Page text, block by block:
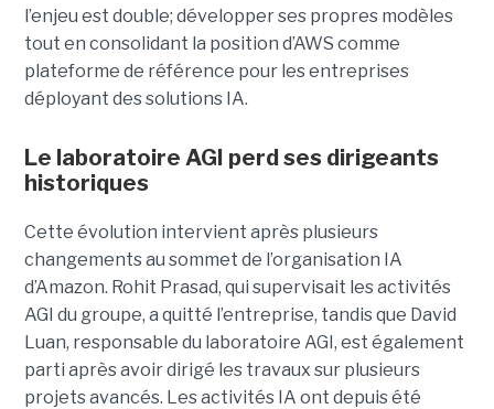
l’enjeu est double; développer ses propres modèles
tout en consolidant la position d’AWS comme
plateforme de référence pour les entreprises
déployant des solutions IA.
Le laboratoire AGI perd ses dirigeants
historiques
Cette évolution intervient après plusieurs
changements au sommet de l’organisation IA
d’Amazon. Rohit Prasad, qui supervisait les activités
AGI du groupe, a quitté l’entreprise, tandis que David
Luan, responsable du laboratoire AGI, est également
parti après avoir dirigé les travaux sur plusieurs
projets avancés. Les activités IA ont depuis été